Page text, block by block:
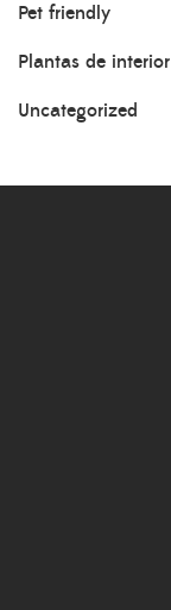
Pet friendly
Plantas de interior
Uncategorized